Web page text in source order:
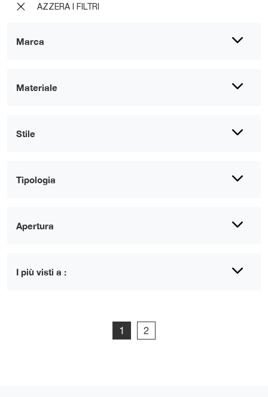
AZZERA I FILTRI
Marca
Materiale
Stile
Tipologia
Apertura
I più visti a :
1 2